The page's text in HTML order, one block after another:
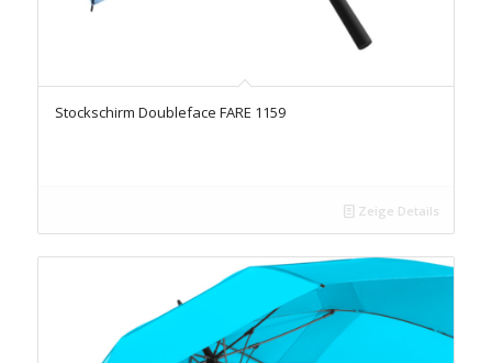
Stockschirm Doubleface FARE 1159
Zeige Details